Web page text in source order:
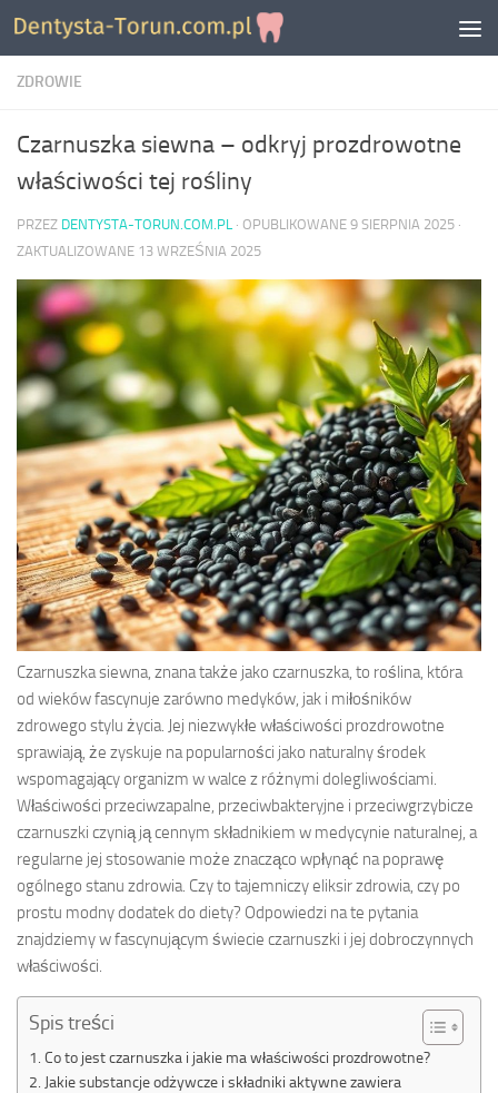
Skip to content
ZDROWIE
Czarnuszka siewna – odkryj prozdrowotne
właściwości tej rośliny
PRZEZ DENTYSTA-TORUN.COM.PL · OPUBLIKOWANE 9 SIERPNIA 2025 ·
ZAKTUALIZOWANE 13 WRZEŚNIA 2025
Czarnuszka siewna, znana także jako czarnuszka, to roślina, która
od wieków fascynuje zarówno medyków, jak i miłośników
zdrowego stylu życia. Jej niezwykłe właściwości prozdrowotne
sprawiają, że zyskuje na popularności jako naturalny środek
wspomagający organizm w walce z różnymi dolegliwościami.
Właściwości przeciwzapalne, przeciwbakteryjne i przeciwgrzybicze
czarnuszki czynią ją cennym składnikiem w medycynie naturalnej, a
regularne jej stosowanie może znacząco wpłynąć na poprawę
ogólnego stanu zdrowia. Czy to tajemniczy eliksir zdrowia, czy po
prostu modny dodatek do diety? Odpowiedzi na te pytania
znajdziemy w fascynującym świecie czarnuszki i jej dobroczynnych
właściwości.
Spis treści
Co to jest czarnuszka i jakie ma właściwości prozdrowotne?
Jakie substancje odżywcze i składniki aktywne zawiera